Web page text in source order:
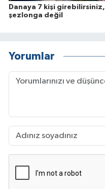
Danaya 7 kişi girebilirsiniz,
şezlonga değil
Yorumlar